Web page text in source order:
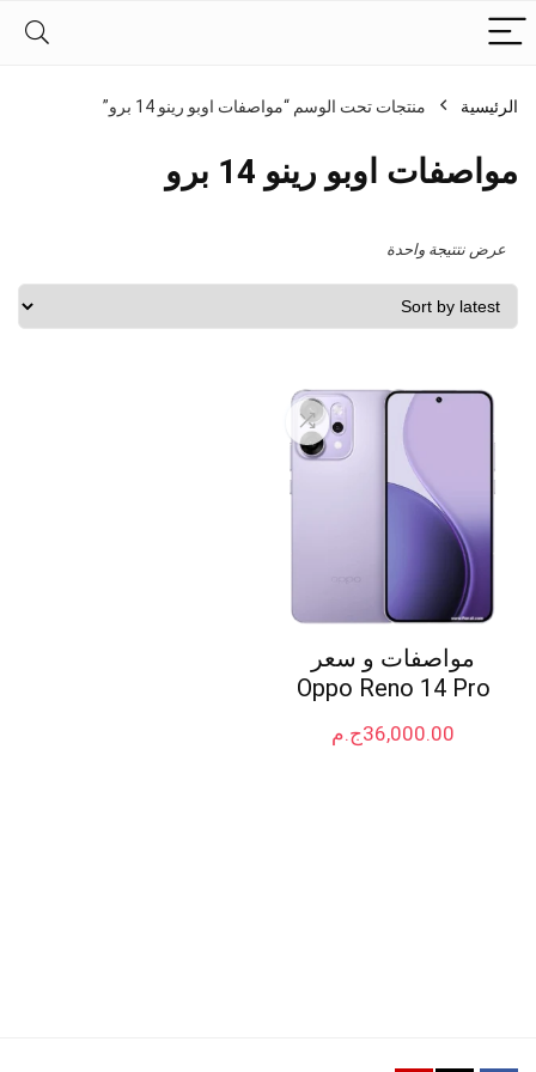
الرئيسية منتجات تحت الوسم “مواصفات اوبو رينو 14 برو”
مواصفات اوبو رينو 14 برو
عرض نتتيجة واحدة
مواصفات و سعر
Oppo Reno 14 Pro
ج.م36,000.00